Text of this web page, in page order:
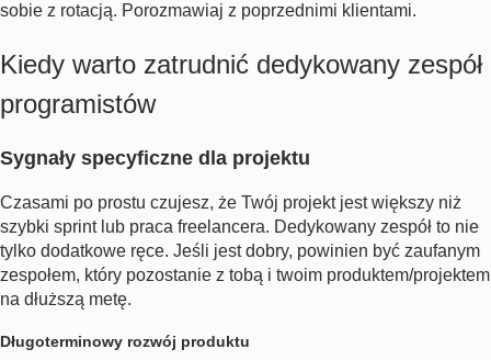
sobie z rotacją. Porozmawiaj z poprzednimi klientami.
Kiedy warto zatrudnić dedykowany zespół
programistów
Sygnały specyficzne dla projektu
Czasami po prostu czujesz, że Twój projekt jest większy niż
szybki sprint lub praca freelancera. Dedykowany zespół to nie
tylko dodatkowe ręce. Jeśli jest dobry, powinien być zaufanym
zespołem, który pozostanie z tobą i twoim produktem/projektem
na dłuższą metę.
Długoterminowy rozwój produktu